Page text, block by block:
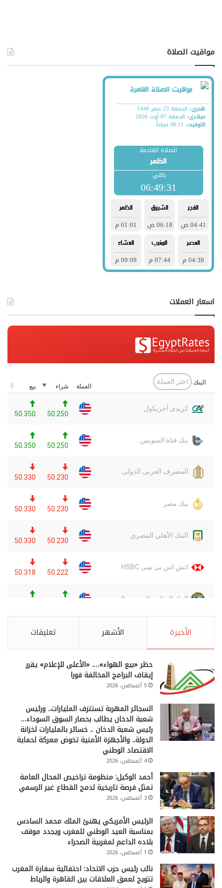
مواقيت الصلاة
اسعار العملات
الأخيرة الأشهر تعليقات
حظر «بيع الهواء»…. «الأعلى للإعلام» يقرر
إيقاف البرامج المخالفة فورا
5 أغسطس، 2026
السجائر المهربة تستنزف المليارات.. ورئيس
شعبة الدخان يطالب بحصار السوق السوداء…
رئيس شعبة الدخان .. خسائر بالمليارات لخزانة
الدولة.. والأجهزة الأمنية تخوض معركة لحماية
الاقتصاد الوطني
4 أغسطس، 2026
أحمد الوكيل: منظومة تراخيص المحال العامة
تمثل فرصة تاريخية لدمج القطاع غير الرسمي
3 أغسطس، 2026
الرئيس الأمريكي يهنئ الملك محمد السادس
بمناسبة العيد الوطني للمغرب ويجدد موقف
بلاده الداعم لمغربية الصحراء
1 أغسطس، 2026
نائب رئيس حزب الاتحاد: احتفالية سفارة المغرب
تتويج لعمق العلاقات بين القاهرة والرباط